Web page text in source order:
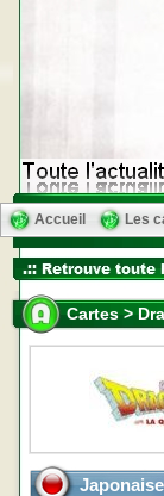
Accueil Les
Cartes >